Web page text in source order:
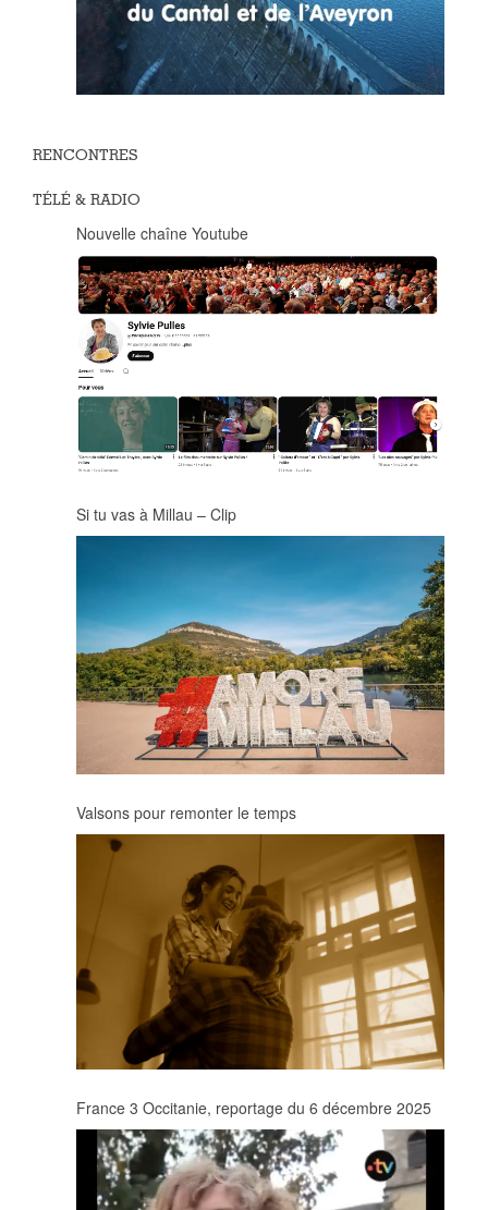
RENCONTRES
TÉLÉ & RADIO
Nouvelle chaîne Youtube
Si tu vas à Millau – Clip
Valsons pour remonter le temps
France 3 Occitanie, reportage du 6 décembre 2025